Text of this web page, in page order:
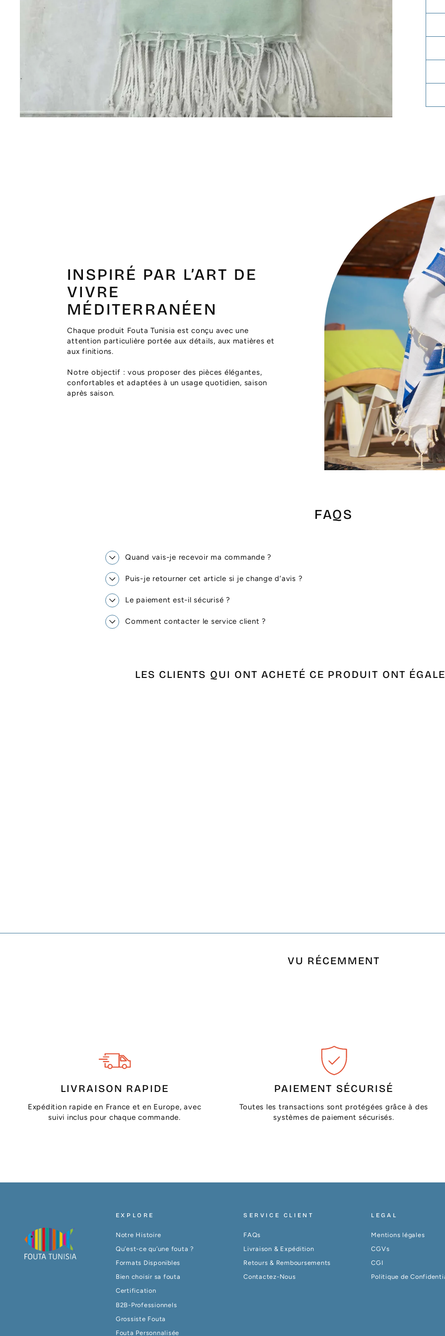
INSPIRÉ PAR L’ART DE
VIVRE
MÉDITERRANÉEN
Chaque produit Fouta Tunisia est conçu avec une
attention particulière portée aux détails, aux matières et
aux finitions.
Notre objectif : vous proposer des pièces élégantes,
confortables et adaptées à un usage quotidien, saison
après saison.
FAQS
Quand vais-je recevoir ma commande ?
Puis-je retourner cet article si je change d’avis ?
Le paiement est-il sécurisé ?
Comment contacter le service client ?
LES CLIENTS QUI ONT ACHETÉ CE PRODUIT ONT
VU RÉCEMMENT
LIVRAISON RAPIDE
Expédition rapide en France et en Europe, avec
suivi inclus pour chaque commande.
PAIEMENT SÉCURISÉ
Toutes les transactions sont protégées grâce à des
systèmes de paiement sécurisés.
EXPLORE
Notre Histoire
Qu’est-ce qu’une fouta ?
Formats Disponibles
Bien choisir sa fouta
Certification
B2B-Professionnels
Grossiste Fouta
Fouta Personnalisée
SERVICE CLIENT
FAQs
Livraison & Expédition
Retours & Remboursements
Contactez-Nous
LEGAL
Mentions légales
CGVs
CGI
Politique de